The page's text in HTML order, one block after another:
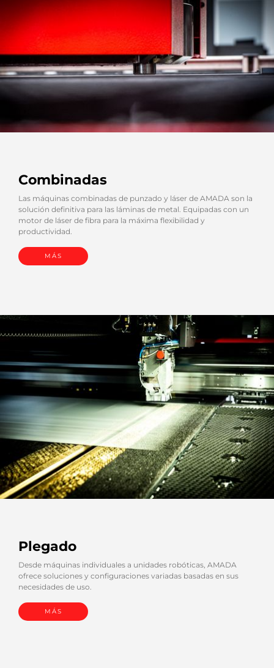
Combinadas
Las máquinas combinadas de punzado y láser de AMADA son la
solución definitiva para las láminas de metal. Equipadas con un
motor de láser de fibra para la máxima flexibilidad y
productividad.
MÁS
Plegado
Desde máquinas individuales a unidades robóticas, AMADA
ofrece soluciones y configuraciones variadas basadas en sus
necesidades de uso.
MÁS